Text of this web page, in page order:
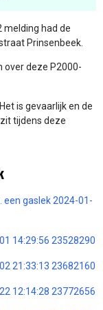
melding had de
Prinsenbeek.
over deze P2000-
is gevaarlijk en de
tijdens deze
een gaslek 2024-01-
14:29:56 23528290
21:33:13 23682160
12:14:28 23772656